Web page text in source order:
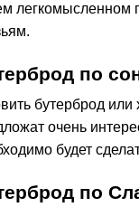
легкомысленном
по
бутерброд
очень
будет
по